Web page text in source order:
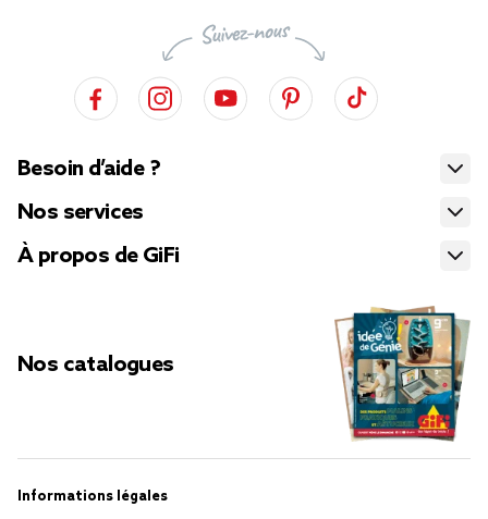
Besoin d’aide ?
Nos services
À propos de GiFi
Nos catalogues
Informations légales